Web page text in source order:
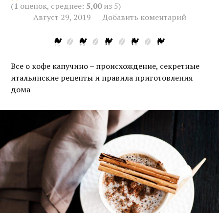
(1 оценок, среднее: 5,00из 5)
Август 29, 2019
Добавить коментарий
Все о кофе капучино – происхождение, секретные
итальянские рецепты и правила приготовления
дома